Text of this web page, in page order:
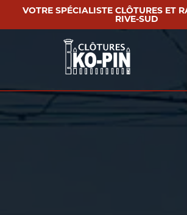
VOTRE SPÉCIALISTE CLÔTURES ET
RIVE-SUD